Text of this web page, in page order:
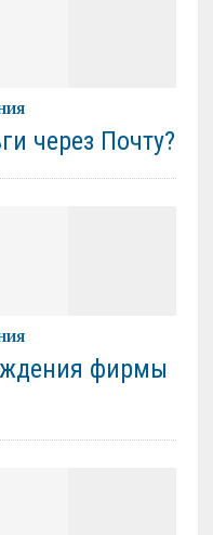
через Почту?
фирмы